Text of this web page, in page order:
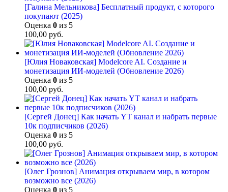
[Галина Мельникова] Бесплатный продукт, с которого
покупают (2025)
Оценка 0 из 5
100,00 руб.
[Юлия Новаковская] Modelcore AI. Создание и
монетизация ИИ-моделей (Обновление 2026)
Оценка 0 из 5
100,00 руб.
[Сергей Донец] Как начать YT канал и набрать первые
10к подписчиков (2026)
Оценка 0 из 5
100,00 руб.
[Олег Грознов] Анимация открываем мир, в котором
возможно все (2026)
Оценка 0 из 5